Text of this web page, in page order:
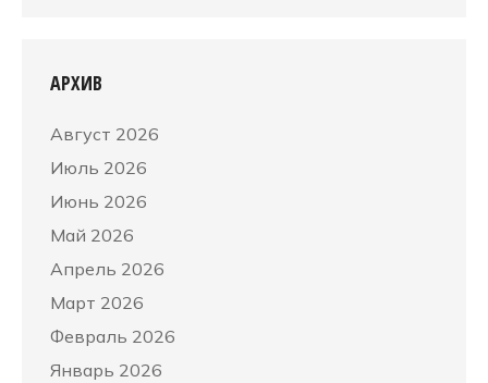
АРХИВ
Август 2026
Июль 2026
Июнь 2026
Май 2026
Апрель 2026
Март 2026
Февраль 2026
Январь 2026